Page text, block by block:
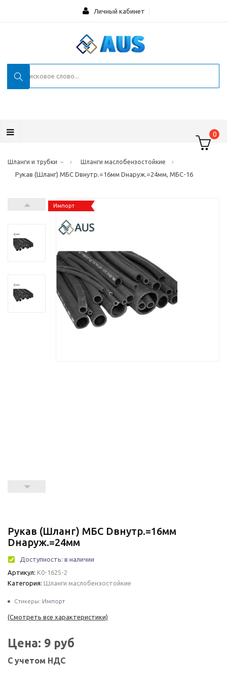
Личный кабинет
0
Шланги и трубки › Шланги маслобензостойкие
›
Рукав (Шланг) МБС Dвнутр.=16мм Dнаруж.=24мм, МБС-16
Импорт
Рукав (Шланг) МБС Dвнутр.=16мм
Dнаруж.=24мм
Доступность: в наличии
Артикул: К0-1625-2
Категория: Шланги маслобензостойкие
Стикеры: Импорт
(Смотреть все характеристики)
Цена: 9 руб
С учетом НДС